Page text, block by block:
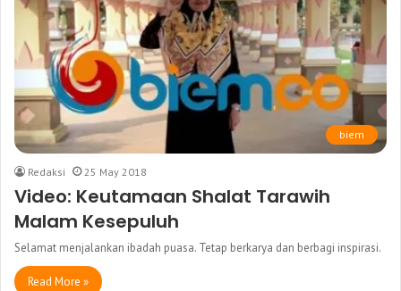
biem
Redaksi 25 May 2018
Video: Keutamaan Shalat Tarawih
Malam Kesepuluh
Selamat menjalankan ibadah puasa. Tetap berkarya dan berbagi inspirasi.
Read More »